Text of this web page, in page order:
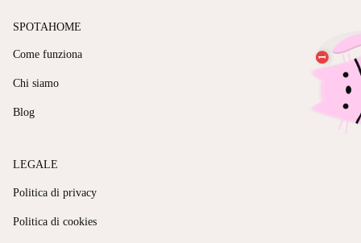
SPOTAHOME
Come funziona
Chi siamo
Blog
LEGALE
Politica di privacy
Politica di cookies